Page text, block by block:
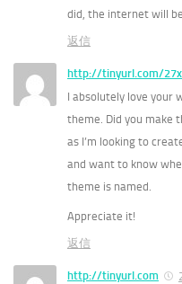
did, the internet will
返信
http://tinyurl.com/
I absolutely love your
theme. Did you make
as I’m looking to
and want to know
theme is named.
Appreciate it!
返信
http://tinyurl.com